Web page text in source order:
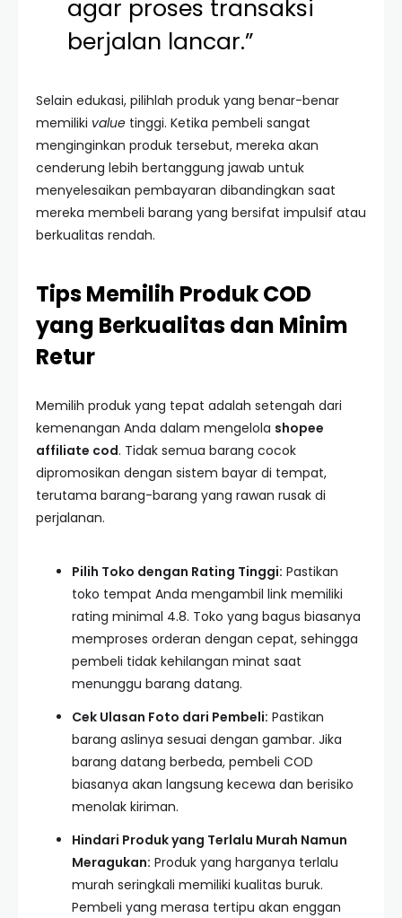
agar proses transaksi
berjalan lancar.”
Selain edukasi, pilihlah produk yang benar-benar
memiliki value tinggi. Ketika pembeli sangat
menginginkan produk tersebut, mereka akan
cenderung lebih bertanggung jawab untuk
menyelesaikan pembayaran dibandingkan saat
mereka membeli barang yang bersifat impulsif atau
berkualitas rendah.
Tips Memilih Produk COD
yang Berkualitas dan Minim
Retur
Memilih produk yang tepat adalah setengah dari
kemenangan Anda dalam mengelola shopee
affiliate cod. Tidak semua barang cocok
dipromosikan dengan sistem bayar di tempat,
terutama barang-barang yang rawan rusak di
perjalanan.
Pilih Toko dengan Rating Tinggi: Pastikan
toko tempat Anda mengambil link memiliki
rating minimal 4.8. Toko yang bagus biasanya
memproses orderan dengan cepat, sehingga
pembeli tidak kehilangan minat saat
menunggu barang datang.
Cek Ulasan Foto dari Pembeli: Pastikan
barang aslinya sesuai dengan gambar. Jika
barang datang berbeda, pembeli COD
biasanya akan langsung kecewa dan berisiko
menolak kiriman.
Hindari Produk yang Terlalu Murah Namun
Meragukan: Produk yang harganya terlalu
murah seringkali memiliki kualitas buruk.
Pembeli yang merasa tertipu akan enggan